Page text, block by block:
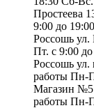
Простеева
9:00 до
Россошь
Пт. с 9:00
Россошь ул.
работы Пн-
Магазин №5
работы Пн-